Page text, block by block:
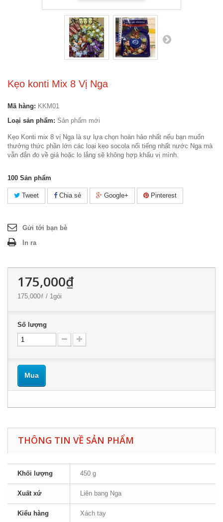
Kẹo konti Mix 8 Vị Nga
Mã hàng: KKM01
Loại sản phẩm: Sản phẩm mới
Kẹo Konti mix 8 vị Nga là sự lựa chọn hoàn hảo nhất nếu bạn muốn
thưởng thức phần lớn các loại kẹo socola nổi tiếng nhất nước Nga mà
vẫn đắn đo về giá hoặc lo lắng sẽ không hợp khẩu vị mình.
100 Sản phẩm
Tweet Chia sẻ Google+ Pinterest
Gửi tới bạn bè
In ra
175,000₫
175,000₫ / 1gói
Số lượng
Mua
THÔNG TIN VỀ SẢN PHẨM
Khối lượng 450 g
Xuất xứ Liên bang Nga
Kiểu hàng Xách tay